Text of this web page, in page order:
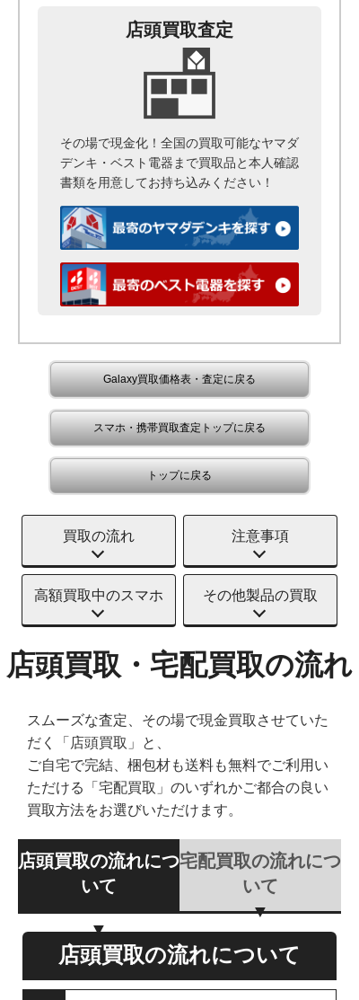
店頭買取査定
その場で現金化！全国の買取可能なヤマダ
デンキ・ベスト電器まで買取品と本人確認
書類を用意してお持ち込みください！
Galaxy買取価格表・査定に戻る
スマホ・携帯買取査定トップに戻る
トップに戻る
買取の流れ 注意事項
高額買取中のスマホ その他製品の買取
店頭買取・宅配買取の流れ
スムーズな査定、その場で現金買取させていた
だく「店頭買取」と、
ご自宅で完結、梱包材も送料も無料でご利用い
ただける「宅配買取」のいずれかご都合の良い
買取方法をお選びいただけます。
店頭買取の流れにつ
いて
宅配買取の流れにつ
いて
店頭買取の流れについて